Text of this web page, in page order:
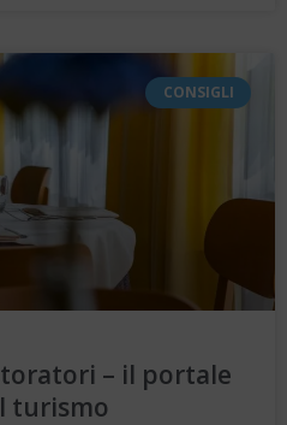
CONSIGLI
– il portale
turismo